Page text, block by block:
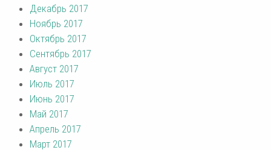
Декабрь 2017
Ноябрь 2017
Октябрь 2017
Сентябрь 2017
Август 2017
Июль 2017
Июнь 2017
Май 2017
Апрель 2017
Март 2017